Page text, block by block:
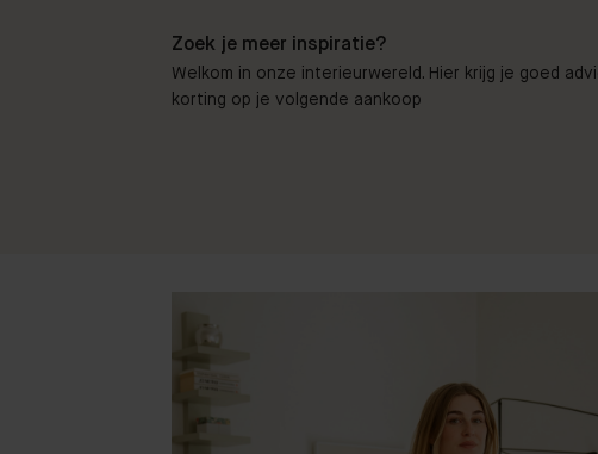
Zoek je meer inspiratie?
Welkom in onze interieurwereld. Hier krijg je goed
korting op je volgende aankoop